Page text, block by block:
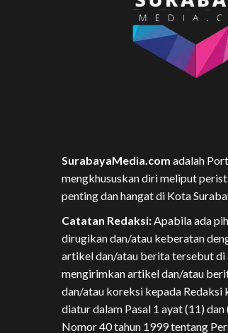
SurabayaMedia.com adalah
mengkhususkan diri meliput
penting dan hangat di Kota
Catatan Redaksi:Apabila ada
dirugikan dan/atau keberatan
artikel dan/atau berita tersebut di
mengirimkan artikel dan/atau
dan/atau koreksi kepada Redaksi
diatur dalam Pasal 1 ayat (11)
Nomor 40 tahun 1999 tentang